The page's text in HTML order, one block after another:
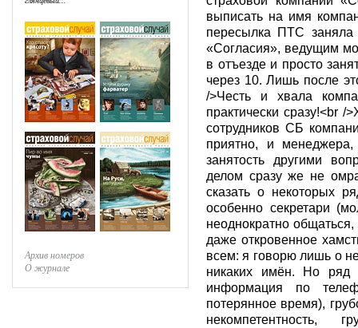
Архив номеров
О журнале
выписать на имя
пересылка ПТС заняла
«Согласия», ведущим
в отъезде и просто
через 10. Лишь после
/>Честь и хвала
практически сразу!<br /
сотрудников СБ
приятно, и
занятость другими
делом сразу же не
сказать о некоторых
особенно секретари
неоднократно
даже откровенное
всем: я говорю лишь о
никаких имён. Но ряд
информация по
потерянное время),
некомпетентность,